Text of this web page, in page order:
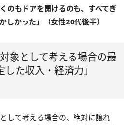
のもドアを開けるのも、すべてぎ
しかった」（女性20代後半）
象として考える場合の最
た収入・経済力」
して考える場合の、絶対に譲れ